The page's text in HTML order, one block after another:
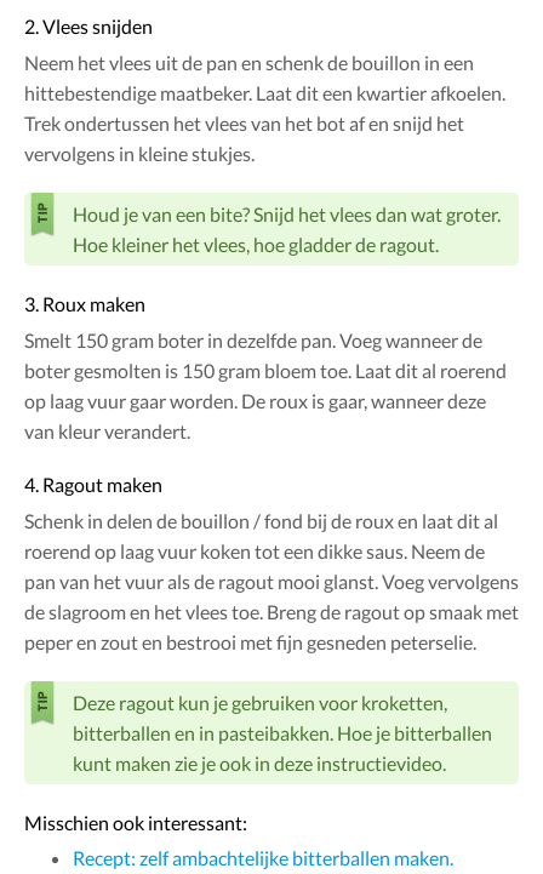
2. Vlees snijden
Neem het vlees uit de pan en schenk de bouillon in een
hittebestendige maatbeker. Laat dit een kwartier afkoelen.
Trek ondertussen het vlees van het bot af en snijd het
vervolgens in kleine stukjes.
Houd je van een bite? Snijd het vlees dan wat groter.
Hoe kleiner het vlees, hoe gladder de ragout.
3. Roux maken
Smelt 150 gram boter in dezelfde pan. Voeg wanneer de
boter gesmolten is 150 gram bloem toe. Laat dit al roerend
op laag vuur gaar worden. De roux is gaar, wanneer deze
van kleur verandert.
4. Ragout maken
Schenk in delen de bouillon / fond bij de roux en laat dit al
roerend op laag vuur koken tot een dikke saus. Neem de
pan van het vuur als de ragout mooi glanst. Voeg vervolgens
de slagroom en het vlees toe. Breng de ragout op smaak met
peper en zout en bestrooi met fijn gesneden peterselie.
Deze ragout kun je gebruiken voor kroketten,
bitterballen en in pasteibakken. Hoe je bitterballen
kunt maken zie je ook in deze instructievideo.
Misschien ook interessant:
Recept: zelf ambachtelijke bitterballen maken.